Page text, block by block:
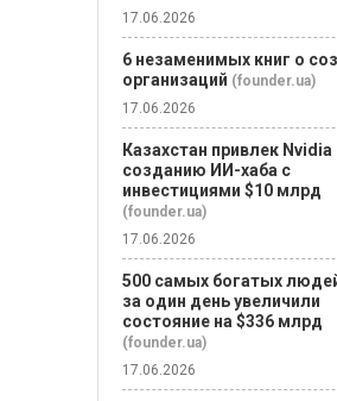
17.06.2026
6 незаменимых книг о
организаций (founder.ua)
17.06.2026
Казахстан привлек Nvidia
созданию ИИ-хаба с
инвестициями $10 млрд
(founder.ua)
17.06.2026
500 самых богатых
за один день увеличили
состояние на $336 млрд
(founder.ua)
17.06.2026